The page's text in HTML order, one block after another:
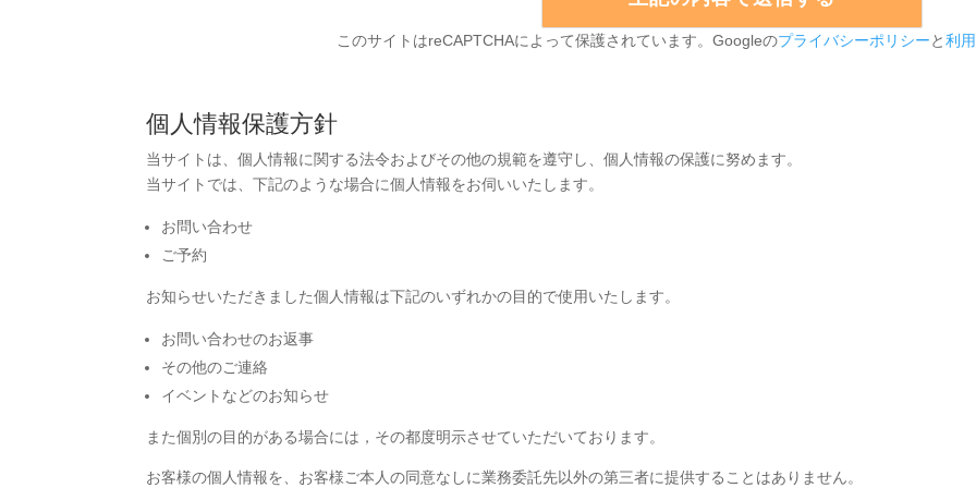
このサイトはreCAPTCHAによって保護されています。Googleのプライバシーポリシーと利
個人情報保護方針
当サイトは、個人情報に関する法令およびその他の規範を遵守し、個人情報の保護に努めます。
当サイトでは、下記のような場合に個人情報をお伺いいたします。
お問い合わせ
ご予約
お知らせいただきました個人情報は下記のいずれかの目的で使用いたします。
お問い合わせのお返事
その他のご連絡
イベントなどのお知らせ
また個別の目的がある場合には，その都度明示させていただいております。
お客様の個人情報を、お客様ご本人の同意なしに業務委託先以外の第三者に提供することはありません。